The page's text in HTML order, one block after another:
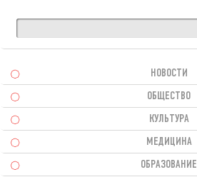
НОВОСТИ
ОБЩЕСТВО
КУЛЬТУРА
МЕДИЦИНА
ОБРАЗОВАНИЕ